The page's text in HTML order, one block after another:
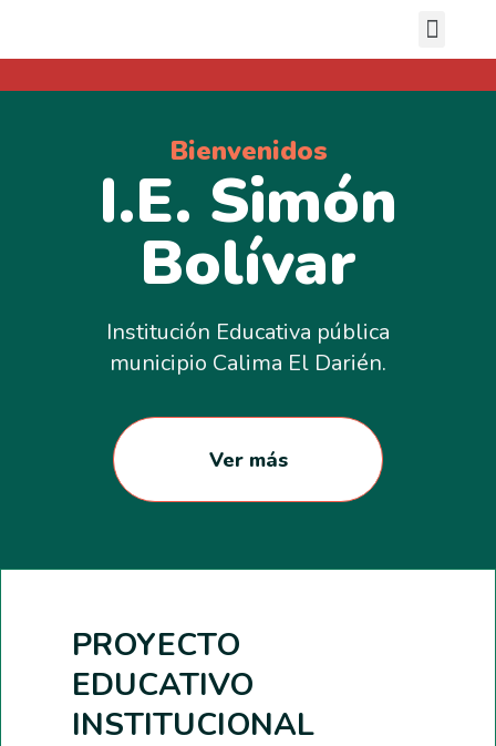
Bienvenidos
I.E. Simón
Bolívar
Institución Educativa pública
municipio Calima El Darién.
Ver más
PROYECTO
EDUCATIVO
INSTITUCIONAL